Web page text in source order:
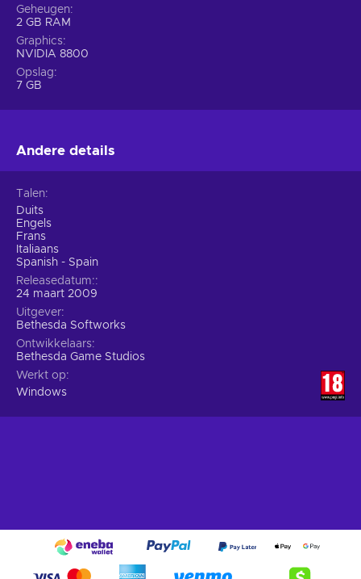
Geheugen
2 GB RAM
Graphics
NVIDIA 8800
Opslag
7 GB
Andere details
Talen
Duits
Engels
Frans
Italiaans
Spanish - Spain
Releasedatum:
24 maart 2009
Uitgever
Bethesda Softworks
Ontwikkelaars
Bethesda Game Studios
Werkt op
Windows